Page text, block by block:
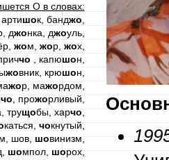
О в словах:
шок, банджо
джонка, джоуль,
жом, жор, жох,
чо , капюшон,
жовник, крюшон,
жор, мажордом,
чо, прожорливый,
трущобы, харчо,
каться,чокнутый,
шов,шовинизм,
шомпол,шорох,